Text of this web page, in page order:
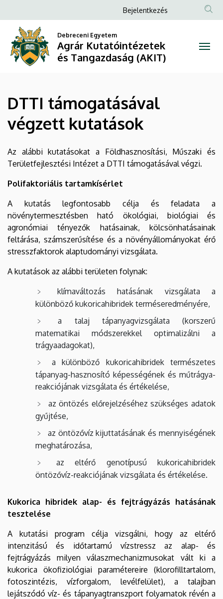
támogatásával
végzett
kutatások
Agrár
Kutatóintézetek
és
Tangazdaság
(AKIT)
a
tartalomra
Anonim
fiók
menüje
Bejelentkezés
Debreceni Egyetem
Agrár Kutatóintézetek
és Tangazdaság (AKIT)
DTTI támogatásával
végzett kutatások
Az alábbi kutatásokat a Földhasznosítási, Műszaki és
Területfejlesztési Intézet a DTTI támogatásával végzi.
Polifaktoriális tartamkísérlet
A kutatás legfontosabb célja és feladata a
növénytermesztésben ható ökológiai, biológiai és
agronómiai tényezők hatásainak, kölcsönhatásainak
feltárása, számszerűsítése és a növényállományokat érő
stresszfaktorok alaptudományi vizsgálata.
A kutatások az alábbi területen folynak:
klímaváltozás hatásának vizsgálata a
különböző kukoricahibridek terméseredményére,
a talaj tápanyagvizsgálata (korszerű
matematikai módszerekkel optimalizálni a
trágyaadagokat),
a különböző kukoricahibridek természetes
tápanyag-hasznosító képességének és műtrágya-
reakciójának vizsgálata és értékelése,
az öntözés előrejelzéséhez szükséges adatok
gyűjtése,
az öntözővíz kijuttatásának és mennyiségének
meghatározása,
az eltérő genotípusú kukoricahibridek
öntözővíz-reakciójának vizsgálata és értékelése.
Kukorica hibridek alap- és fejtrágyázás hatásának
tesztelése
A kutatási program célja vizsgálni, hogy az eltérő
intenzitású és időtartamú vízstressz az alap- és
fejtrágyázás milyen válaszmechanizmusokat vált ki a
kukorica ökofiziológiai paramétereire (klorofilltartalom,
fotoszintézis, vízforgalom, levélfelület), a talajban
lejátszódó víz- és tápanyagtranszport folyamatok révén a